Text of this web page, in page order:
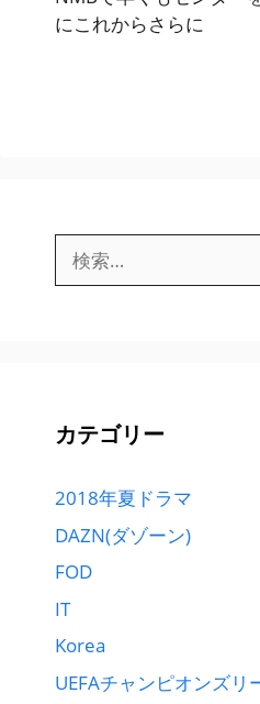
にこれからさらに
索:
カテゴリー
2018年夏ドラマ
DAZN(ダゾーン)
FOD
IT
Korea
UEFAチャンピオンズリ